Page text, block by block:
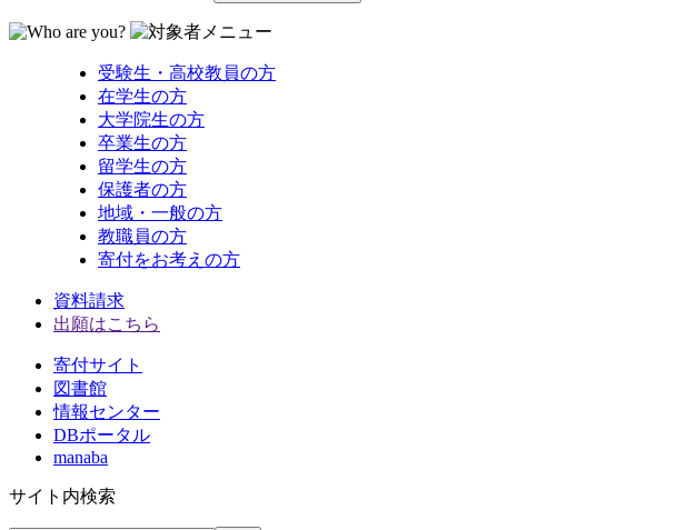
受験生・高校教員の方
在学生の方
大学院生の方
卒業生の方
留学生の方
保護者の方
地域・一般の方
教職員の方
寄付をお考えの方
資料請求
出願はこちら
寄付サイト
図書館
情報センター
DBポータル
manaba
サイト内検索